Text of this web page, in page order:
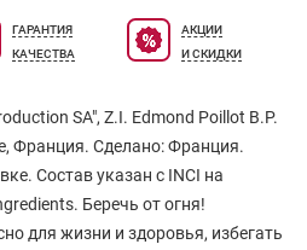
жасмина. Базовые
мох и мускус.
ГАРАНТИЯ
КАЧЕСТВА
АКЦИИ
И СКИДКИ
SA", Z.I. Edmond Poillot B.P.
Франция. Сделано: Франция.
Состав указан с INCI на
Беречь от огня!
для жизни и здоровья, избегать